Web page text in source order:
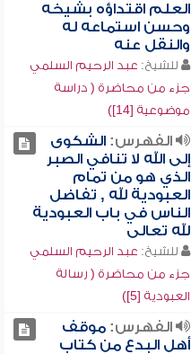
العلم اقتداؤه بشيخه
وحسن استماعه له
والنقل عنه
للشيخ: عبد الرحيم السلمي
جزء من محاضرة ( دراسة
موضوعية [14])
الفهرس:الشكوى
إلى الله لا تنافي الصبر
الذي هو من تمام
العبودية لله , تفاضل
الناس في باب العبودية
لله تعالى
للشيخ: عبد الرحيم السلمي
جزء من محاضرة ( رسالة
العبودية [5])
الفهرس:موقف
أهل البدع من كتاب